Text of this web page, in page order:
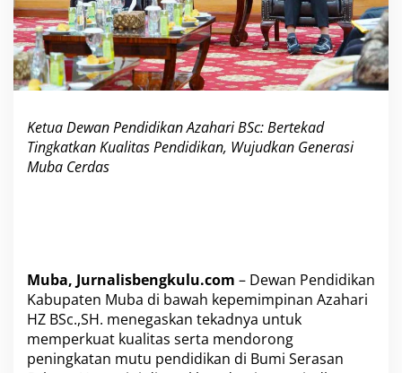
S
e
m
a
n
g
t
D
e
d
d
i
k
a
Ketua Dewan Pendidikan Azahari BSc: Bertekad
Tingkatkan Kualitas Pendidikan, Wujudkan Generasi
Muba Cerdas
Muba, Jurnalisbengkulu.com – Dewan Pendidikan
Kabupaten Muba di bawah kepemimpinan Azahari
HZ BSc.,SH. menegaskan tekadnya untuk
memperkuat kualitas serta mendorong
peningkatan mutu pendidikan di Bumi Serasan